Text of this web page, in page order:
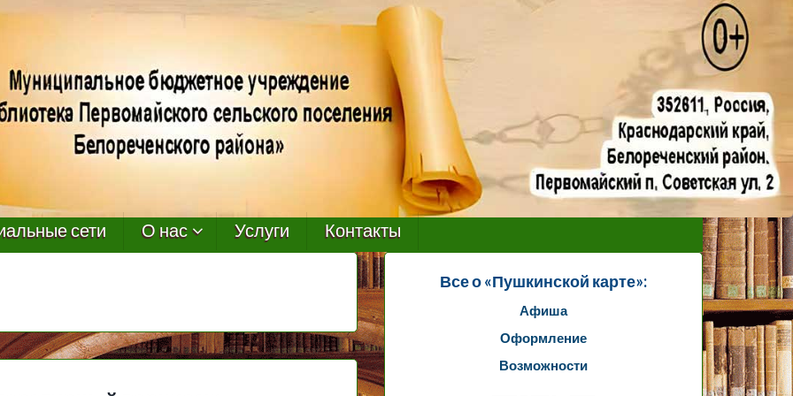
сети О нас Услуги Контакты
Все о «Пушкинской карте»:
Афиша
Оформление
Возможности